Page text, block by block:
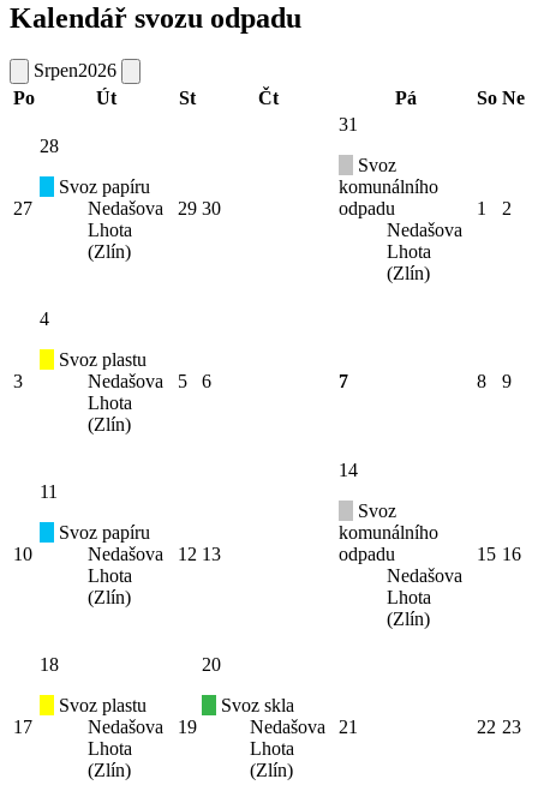
Kalendář svozu odpadu
Srpen2026
Po
Út St Čt Pá So Ne
27
28
Svoz papíru
Nedašova
Lhota
(Zlín)
29 30
31
Svoz
komunálního
odpadu
Nedašova
Lhota
(Zlín)
1 2
3
4
Svoz plastu
Nedašova
Lhota
(Zlín)
5 6 7 8 9
10
11
Svoz papíru
Nedašova
Lhota
(Zlín)
12 13
14
Svoz
komunálního
odpadu
Nedašova
Lhota
(Zlín)
15 16
17
18
Svoz plastu
Nedašova
Lhota
(Zlín)
19
20
Svoz skla
Nedašova
Lhota
(Zlín)
21 22 23